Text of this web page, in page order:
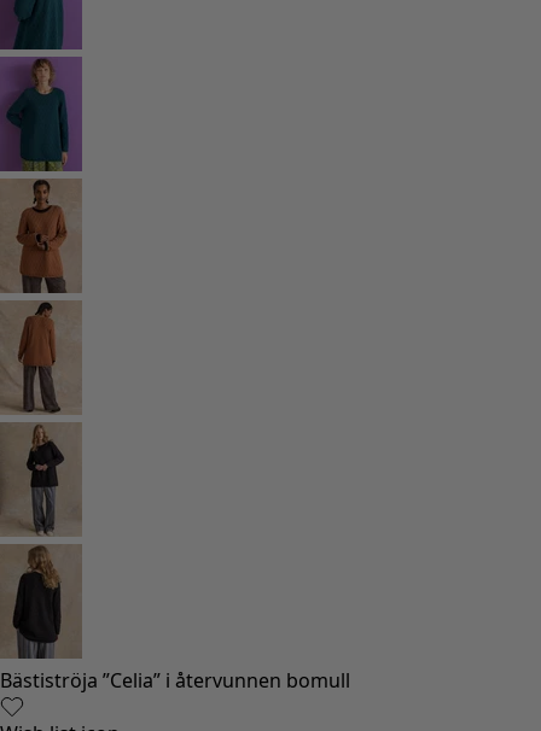
Lantlig inredning
Rolig inredning
Färgglad inredning
Blommig inredning
Bohemisk inredning
Skandinavisk inredning
Mysig inredning